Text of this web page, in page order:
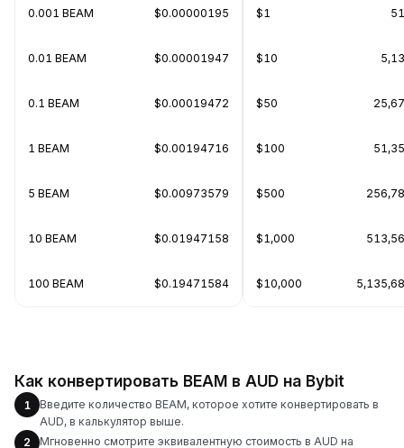
0.001 BEAM $0.00000195
0.01 BEAM $0.00001947
0.1 BEAM $0.00019472
1 BEAM $0.00194716
5 BEAM $0.00973579
10 BEAM $0.01947158
100 BEAM $0.19471584
$1
$10
$50
$100
$500
$1,000
$10,000
Как конвертировать BEAM в AUD на Bybit
1
Введите количество BEAM, которое хотите конвертировать в
AUD, в калькулятор выше.
2
Мгновенно смотрите эквивалентную стоимость в AUD на